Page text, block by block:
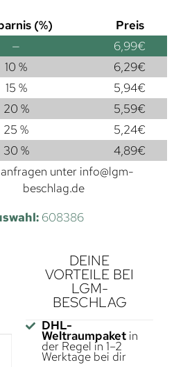
(%)
Preis
— 6,99€
10 % 6,29€
15 % 5,94€
20 % 5,59€
25 % 5,24€
30 % 4,89€
unter info@lgm-
beschlag.de
608386
DEINE
VORTEILE BEI
LGM-
BESCHLAG
DHL-
Weltraumpaketin
der Regel in 1–2
Werktage bei dir